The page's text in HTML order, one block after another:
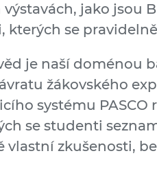
jako jsou
kterých se
je naší doménou
žákovského
systému
se studenti
vlastní zkušenosti,